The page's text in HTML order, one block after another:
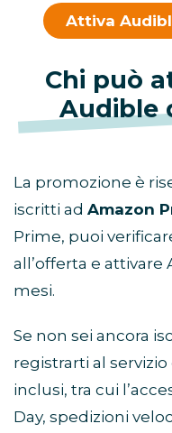
Attiva
Chi può
Audible
La promozione è
iscritti ad Amazon
Prime, puoi
all’offerta e attivare
mesi.
Se non sei ancora
registrarti al
inclusi, tra cui
Day, spedizioni